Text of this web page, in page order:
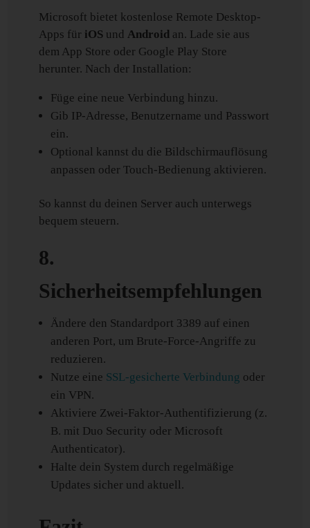
Microsoft bietet kostenlose Remote Desktop-
Apps für iOS und Android an. Lade sie aus
dem App Store oder Google Play Store
herunter. Nach der Installation:
Füge eine neue Verbindung hinzu.
Gib IP-Adresse, Benutzername und Passwort
ein.
Optional kannst du die Bildschirmauflösung
anpassen oder Touch-Bedienung aktivieren.
So kannst du deinen Server auch unterwegs
bequem steuern.
8.
Sicherheitsempfehlungen
Ändere den Standardport 3389 auf einen
anderen Port, um Brute-Force-Angriffe zu
reduzieren.
Nutze eine SSL-gesicherte Verbindung oder
ein VPN.
Aktiviere Zwei-Faktor-Authentifizierung (z.
B. mit Duo Security oder Microsoft
Authenticator).
Halte dein System durch regelmäßige
Updates sicher und aktuell.